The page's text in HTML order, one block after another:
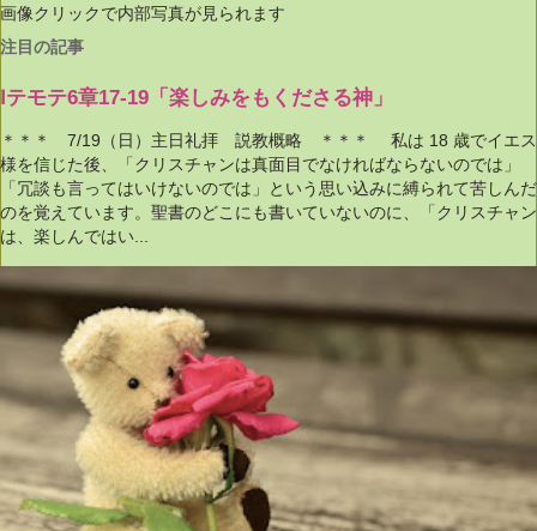
画像クリックで内部写真が見られます
注目の記事
Ⅰテモテ6章17-19「楽しみをもくださる神」
＊＊＊ 7/19（日）主日礼拝 説教概略 ＊＊＊ 私は 18 歳でイエス
様を信じた後、「クリスチャンは真面目でなければならないのでは」
「冗談も言ってはいけないのでは」という思い込みに縛られて苦しんだ
のを覚えています。聖書のどこにも書いていないのに、「クリスチャン
は、楽しんではい...